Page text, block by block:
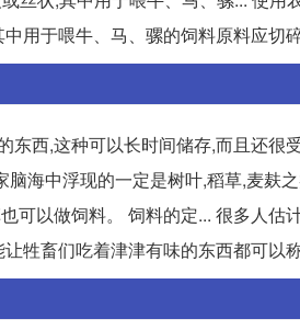
用于喂牛、马、骡的饲料原料应切
西,这种可以长时间储存,而且还很
海中浮现的一定是树叶,稻草,麦麸
可以做饲料。 饲料的定... 很多人估
牲畜们吃着津津有味的东西都可以